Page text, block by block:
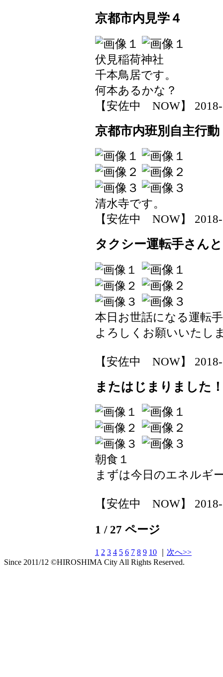
京都市内見学４
伏見稲荷神社
千本鳥居です。
何本あるかな？
【安佐中 NOW】
京都市内班別自主行動
清水寺です。
【安佐中 NOW】
タクシー運転手さん
本日お世話になる運転
よろしくお願いいたし
【安佐中 NOW】
またはじまりました
朝食１
まずは今日のエネルギ
【安佐中 NOW】
1 / 27 ページ
1 2 3 4 5 6 7 8 9 10
次へ>>
Since 2011/12 ©HIROSHIMA City All Rights Reserved.